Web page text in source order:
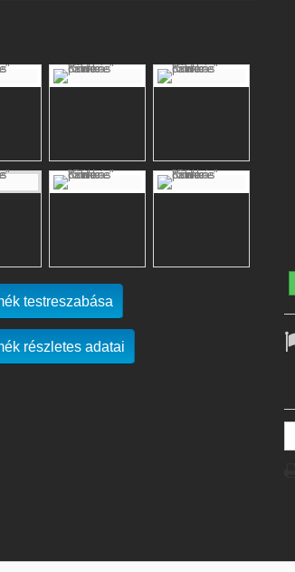
testreszabása
részletes adatai